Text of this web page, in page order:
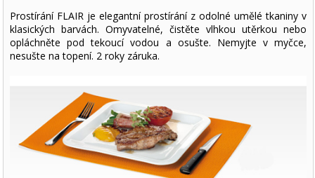
Prostírání FLAIR je elegantní prostírání z odolné umělé tkaniny v
klasických barvách. Omyvatelné, čistěte vlhkou utěrkou nebo
opláchněte pod tekoucí vodou a osušte. Nemyjte v myčce,
nesušte na topení. 2 roky záruka.